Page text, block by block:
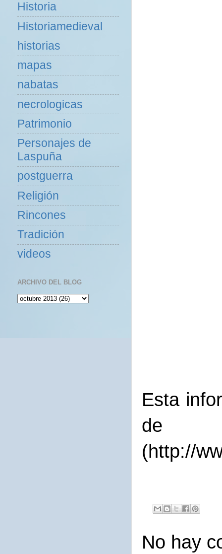
Esta
de
(http://
No hay
Historia
Historiamedieval
historias
mapas
nabatas
necrologicas
Patrimonio
Personajes de
Laspuña
postguerra
Religión
Rincones
Tradición
videos
ARCHIVO DEL BLOG